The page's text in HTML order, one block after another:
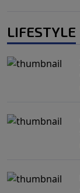
LIFESTYLE